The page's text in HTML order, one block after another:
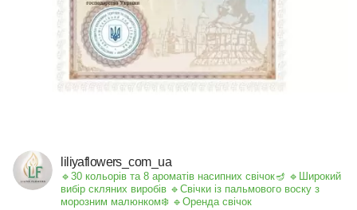
liliyaflowers_com_ua
🔹30 кольорів та 8 ароматів насипних свічок🪔 🔹Широкий
вибір скляних виробів 🔹Свічки із пальмового воску з
морозним малюнком❄️ 🔹Оренда свічок